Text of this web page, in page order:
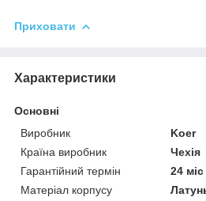
Приховати
Характеристики
Основні
Виробник
Koer
Країна виробник
Чехія
Гарантійний термін
24 міс
Матеріал корпусу